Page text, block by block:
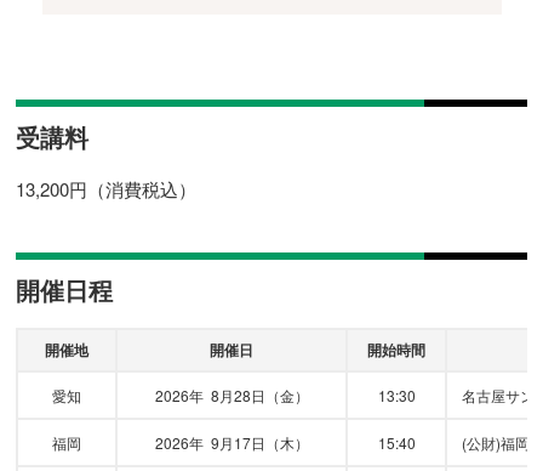
受講料
13,200円（消費税込）
開催日程
開催地 開催日 開始時間
愛知 2026年 8月28日（金） 13:30 名古屋サン
福岡 2026年 9月17日（木） 15:40 (公財)福岡